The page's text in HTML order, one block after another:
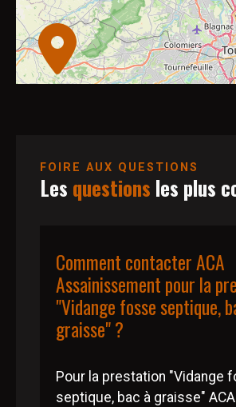
FOIRE AUX QUESTIONS
Les questions les plus
Comment contacter ACA
Assainissement pour la
"Vidange fosse septique,
graisse" ?
Pour la prestation "Vidange
septique, bac à graisse" ACA